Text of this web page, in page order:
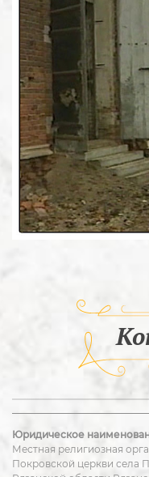
Юридическое
Местная религиозная
Покровской церкви села